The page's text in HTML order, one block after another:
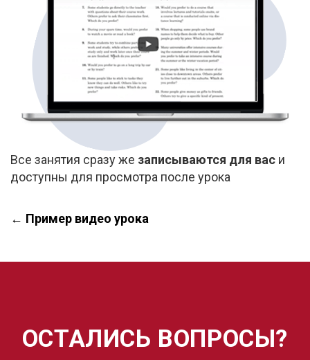
Все занятия сразу же записываются для вас и
доступны для просмотра после урока
← Пример видео урока
ОСТАЛИСЬ ВОПРОСЫ?